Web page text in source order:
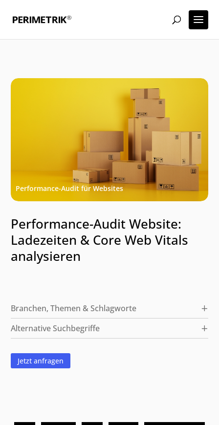
Performance-Audit für Websites
Performance-Audit Website:
Ladezeiten & Core Web Vitals
analysieren
Branchen, Themen & Schlagworte
Alternative Suchbegriffe
Jetzt anfragen